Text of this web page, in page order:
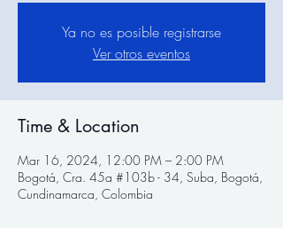
Ya no es posible registrarse
Ver otros eventos
Time & Location
Mar 16, 2024, 12:00 PM – 2:00 PM
Bogotá, Cra. 45a #103b - 34, Suba, Bogotá,
Cundinamarca, Colombia